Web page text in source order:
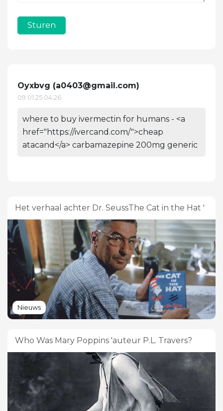
Sturen
Oyxbvg (a0403@gmail.com)
09.01.25 04:26
where to buy ivermectin for humans - <a
href="https://ivercand.com/">cheap
atacand</a> carbamazepine 200mg generic
Het verhaal achter Dr. SeussThe Cat in the Hat '
Nieuws
Who Was Mary Poppins 'auteur P.L. Travers?